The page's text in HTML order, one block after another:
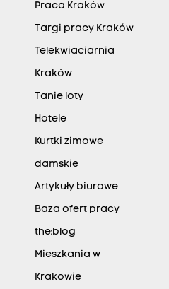
Praca Kraków
Targi pracy Kraków
Telekwiaciarnia
Kraków
Tanie loty
Hotele
Kurtki zimowe
damskie
Artykuły biurowe
Baza ofert pracy
the:blog
Mieszkania w
Krakowie